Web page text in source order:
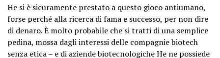
He si è sicuramente prestato a questo gioco antiumano,
forse perché alla ricerca di fama e successo, per non dire
di denaro. È molto probabile che si tratti di una semplice
pedina, mossa dagli interessi delle compagnie biotech
senza etica – e di aziende biotecnologiche He ne possiede